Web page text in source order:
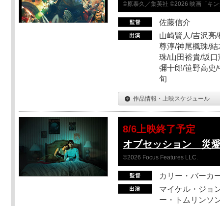
©原泰久／集英社 ©2026 映画「キ
佐藤信介
山崎賢人/吉沢亮
尊淳/神尾楓珠/
珠/山田裕貴/坂
彌十郎/笹野高史
旬
作品情報・上映スケジュール
8/6上映終了予定
オブセッション 災
©2026 Focus Features LLC.
カリー・バーカ
マイケル・ジョ
ー・トムリンソ